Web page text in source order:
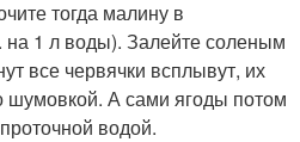
тогда малину в
на 1 л воды). Залейте соленым
все червячки всплывут, их
шумовкой. А сами ягоды потом
водой.